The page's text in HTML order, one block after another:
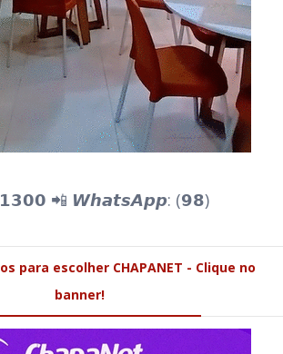
📲 𝙒𝙝𝙖𝙩𝙨𝘼𝙥𝙥: (𝟵𝟴)
para escolher CHAPANET - Clique no
banner!